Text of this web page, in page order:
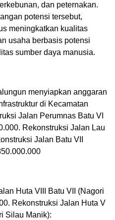
dan peternakan.
potensi tersebut,
meningkatkan kualitas
usaha berbasis potensi
sumber daya manusia.
menyiapkan anggaran
di Kecamatan
Jalan Perumnas Batu VI
Rekonstruksi Jalan Lau
Jalan Batu VII
Huta VIII Batu VII (Nagori
Rekonstruksi Jalan Huta V
Silau Manik):